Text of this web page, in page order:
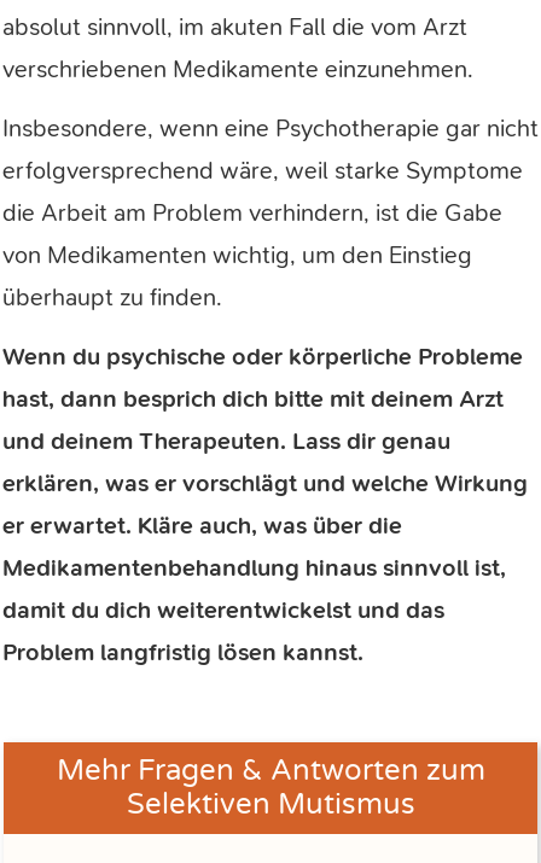
absolut sinnvoll, im akuten Fall die vom Arzt
verschriebenen Medikamente einzunehmen.
Insbesondere, wenn eine Psychotherapie gar nicht
erfolgversprechend wäre, weil starke Symptome
die Arbeit am Problem verhindern, ist die Gabe
von Medikamenten wichtig, um den Einstieg
überhaupt zu finden.
Wenn du psychische oder körperliche Probleme
hast, dann besprich dich bitte mit deinem Arzt
und deinem Therapeuten. Lass dir genau
erklären, was er vorschlägt und welche Wirkung
er erwartet. Kläre auch, was über die
Medikamentenbehandlung hinaus sinnvoll ist,
damit du dich weiterentwickelst und das
Problem langfristig lösen kannst.
Mehr Fragen & Antworten zum
Selektiven Mutismus